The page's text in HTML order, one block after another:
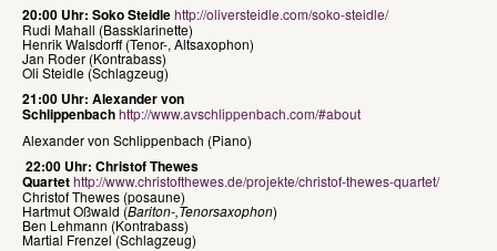
20:00 Uhr: Soko Steidlehttp://oliversteidle.com/soko-steidle/
Rudi Mahall (Bassklarinette)
Henrik Walsdorff (Tenor-, Altsaxophon)
Jan Roder (Kontrabass)
Oli Steidle (Schlagzeug)
21:00 Uhr: Alexander von
Schlippenbachhttp://www.avschlippenbach.com/#about
Alexander von Schlippenbach (Piano)
22:00 Uhr: Christof Thewes
Quartethttp://www.christofthewes.de/projekte/christof-thewes-quartet/
Christof Thewes (posaune)
Hartmut Oßwald (Bariton-,Tenorsaxophon)
Ben Lehmann (Kontrabass)
Martial Frenzel (Schlagzeug)